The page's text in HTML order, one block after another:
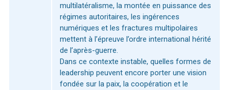
multilatéralisme, la montée en puissance des
régimes autoritaires, les ingérences
numériques et les fractures multipolaires
mettent à l’épreuve l’ordre international hérité
de l’après-guerre.
Dans ce contexte instable, quelles formes de
leadership peuvent encore porter une vision
fondée sur la paix, la coopération et le